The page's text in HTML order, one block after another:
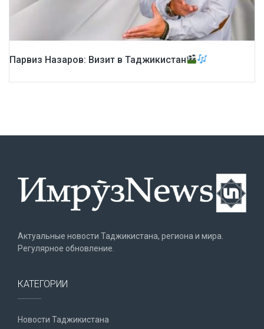
Парвиз Назаров: Визит в Таджикистан
Актуальные новости Таджикистана, региона и мира.
Регулярное обновление.
КАТЕГОРИИ
Новости Таджикистана